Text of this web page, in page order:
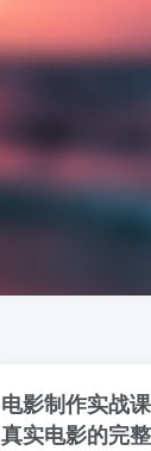
电影制作实战
真实电影的完